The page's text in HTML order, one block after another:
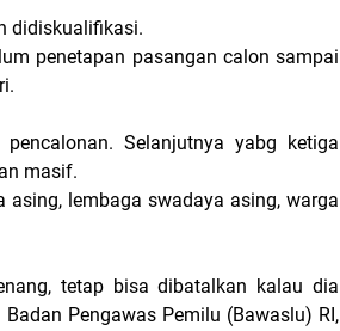
didiskualifikasi.
penetapan pasangan calon sampai
Selanjutnya yabg ketiga
masif.
lembaga swadaya asing, warga
tetap bisa dibatalkan kalau dia
Pengawas Pemilu (Bawaslu) RI,